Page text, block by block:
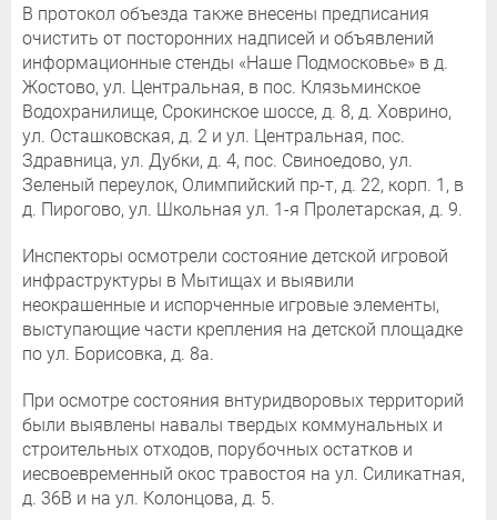
В протокол объезда также внесены предписания
очистить от посторонних надписей и объявлений
информационные стенды «Наше Подмосковье» в д.
Жостово, ул. Центральная, в пос. Клязьминское
Водохранилище, Срокинское шоссе, д. 8, д. Ховрино,
ул. Осташковская, д. 2 и ул. Центральная, пос.
Здравница, ул. Дубки, д. 4, пос. Свиноедово, ул.
Зеленый переулок, Олимпийский пр-т, д. 22, корп. 1, в
д. Пирогово, ул. Школьная ул. 1-я Пролетарская, д. 9.
Инспекторы осмотрели состояние детской игровой
инфраструктуры в Мытищах и выявили
неокрашенные и испорченные игровые элементы,
выступающие части крепления на детской площадке
по ул. Борисовка, д. 8а.
При осмотре состояния внтуридворовых территорий
были выявлены навалы твердых коммунальных и
строительных отходов, порубочных остатков и
иесвоевременный окос травостоя на ул. Силикатная,
д. 36В и на ул. Колонцова, д. 5.